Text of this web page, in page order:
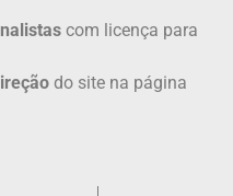
com licença para
do site na página